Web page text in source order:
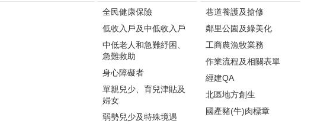
全民健康保險
低收入戶及中低收入戶
中低老人和急難紓困、
急難救助
身心障礙者
單親兒少、育兒津貼及
婦女
弱勢兒少及特殊境遇
巷道養護及搶修
鄰里公園及綠美化
工商農漁牧業務
作業流程及相關表單
經建QA
北區地方創生
國產豬(牛)肉標章